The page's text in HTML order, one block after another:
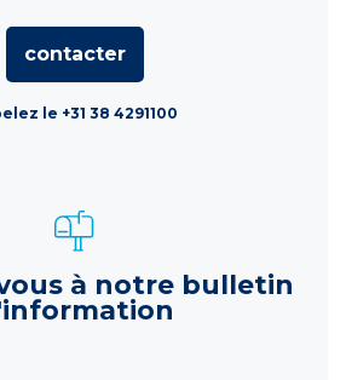
contacter
le +31 38 4291100
à notre bulletin